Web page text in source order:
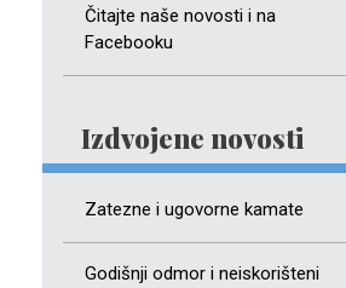
Čitajte naše novosti i na
Facebooku
Izdvojene novosti
Zatezne i ugovorne kamate
Godišnji odmor i neiskorišteni